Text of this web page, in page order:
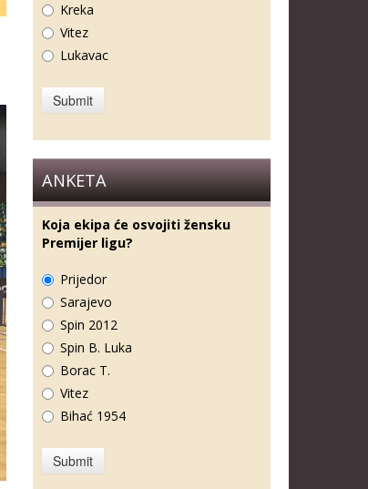
Kreka
Vitez
Lukavac
ANKETA
Koja ekipa će osvojiti žensku
Premijer ligu?
Prijedor
Sarajevo
Spin 2012
Spin B. Luka
Borac T.
Vitez
Bihać 1954